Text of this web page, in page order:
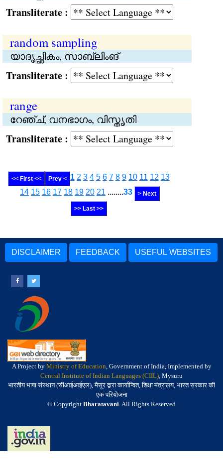
:
random sampling
യാദൃച്ഛികം, സാബ്ലിംങ്
:
range
റേഞ്ച്, വനഭാഗം, വിസ്തൃതി
:
<< First << Prev < 1 2 3 4 5 6 7 8 9 10 11 12 13
14 15 16 17 18 19 20 21 ........33 > Next
>> Last >>
DISCLAIMER FEEDBACK USEFUL WEBSITES
A Project by Ministry of Education, Government of India, Implemented by
Central Institute of Indian Languages (CIIL), Mysuru
भारतीय भाषा संस्थान (सीआईआईएल), मैसूर द्वारा कार्यान्वित, शिक्षा मंत्रालय, भारत सरकार की
एक परियोजना
© Copyright Bharatavani. All Rights Reserved